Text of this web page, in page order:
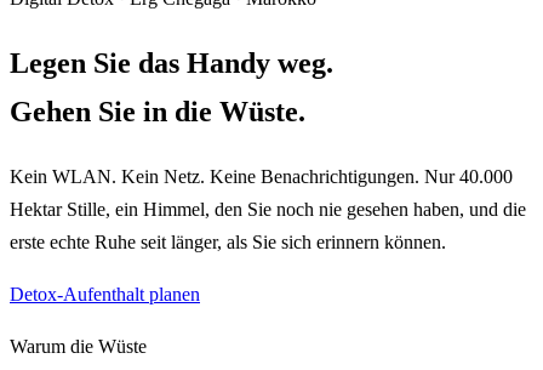
Legen Sie das Handy weg.
Gehen Sie in die Wüste.
Kein WLAN. Kein Netz. Keine Benachrichtigungen. Nur 40.000
Hektar Stille, ein Himmel, den Sie noch nie gesehen haben, und die
erste echte Ruhe seit länger, als Sie sich erinnern können.
Detox-Aufenthalt planen
Warum die Wüste